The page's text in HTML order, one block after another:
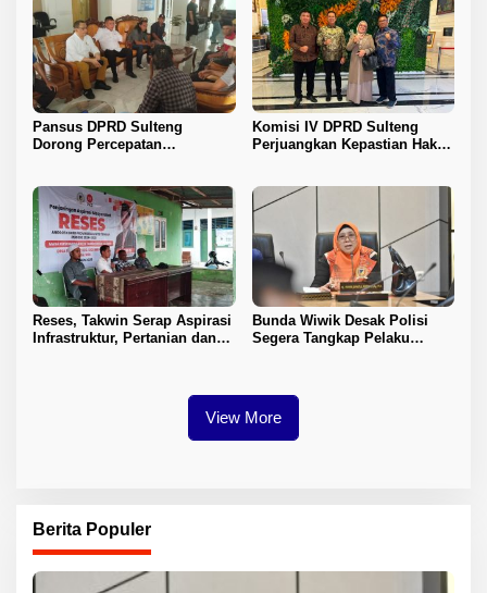
Pansus DPRD Sulteng
Dorong Percepatan
Komisi IV DPRD Sulteng
Perjuangkan Kepastian Hak
Reses, Takwin Serap Aspirasi
Infrastruktur, Pertanian dan
Bunda Wiwik Desak Polisi
Segera Tangkap Pelaku
View More
Berita Populer